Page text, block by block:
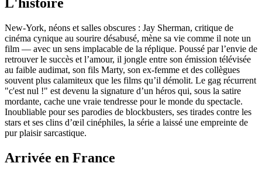
L'histoire
New‑York, néons et salles obscures : Jay Sherman, critique de
cinéma cynique au sourire désabusé, mène sa vie comme il note un
film — avec un sens implacable de la réplique. Poussé par l’envie de
retrouver le succès et l’amour, il jongle entre son émission télévisée
au faible audimat, son fils Marty, son ex‑femme et des collègues
souvent plus calamiteux que les films qu’il démolit. Le gag récurrent
"c'est nul !" est devenu la signature d’un héros qui, sous la satire
mordante, cache une vraie tendresse pour le monde du spectacle.
Inoubliable pour ses parodies de blockbusters, ses tirades contre les
stars et ses clins d’œil cinéphiles, la série a laissé une empreinte de
pur plaisir sarcastique.
Arrivée en France